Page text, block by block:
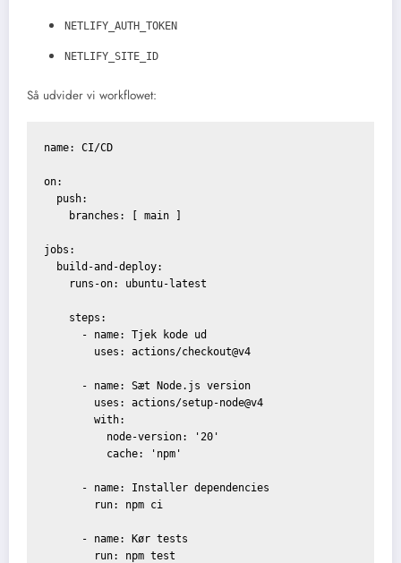
NETLIFY_AUTH_TOKEN
NETLIFY_SITE_ID
Så udvider vi workflowet:
name: CI/CD
on:
  push:
    branches: [ main ]
jobs:
  build-and-deploy:
    runs-on: ubuntu-latest
    steps:
      - name: Tjek kode ud
        uses: actions/checkout@v4
      - name: Sæt Node.js version
        uses: actions/setup-node@v4
        with:
          node-version: '20'
          cache: 'npm'
      - name: Installer dependencies
        run: npm ci
      - name: Kør tests
        run: npm test